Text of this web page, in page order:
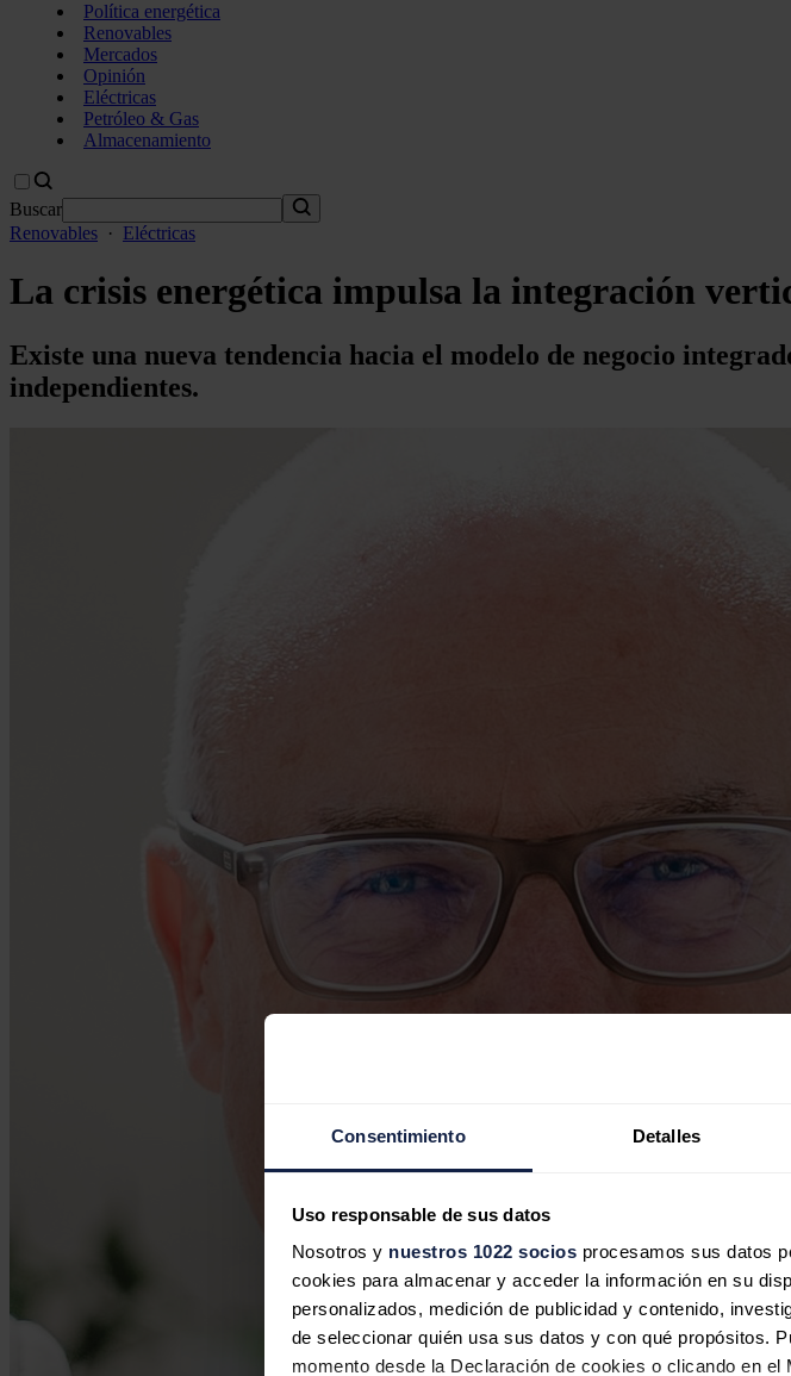
Consentimiento Detalles
Uso responsable de sus datos
Nosotros y nuestros 1022 socios procesamos sus datos
cookies para almacenar y acceder la información en su
personalizados, medición de publicidad y contenido,
de seleccionar quién usa sus datos y con qué propósitos.
momento desde la Declaración de cookies o clicando en el
Política energética
Renovables
Mercados
Opinión
Eléctricas
Petróleo & Gas
Almacenamiento
Buscar
Renovables · Eléctricas
La crisis energética impulsa la integración
Existe una nueva tendencia hacia el modelo de negocio
independientes.